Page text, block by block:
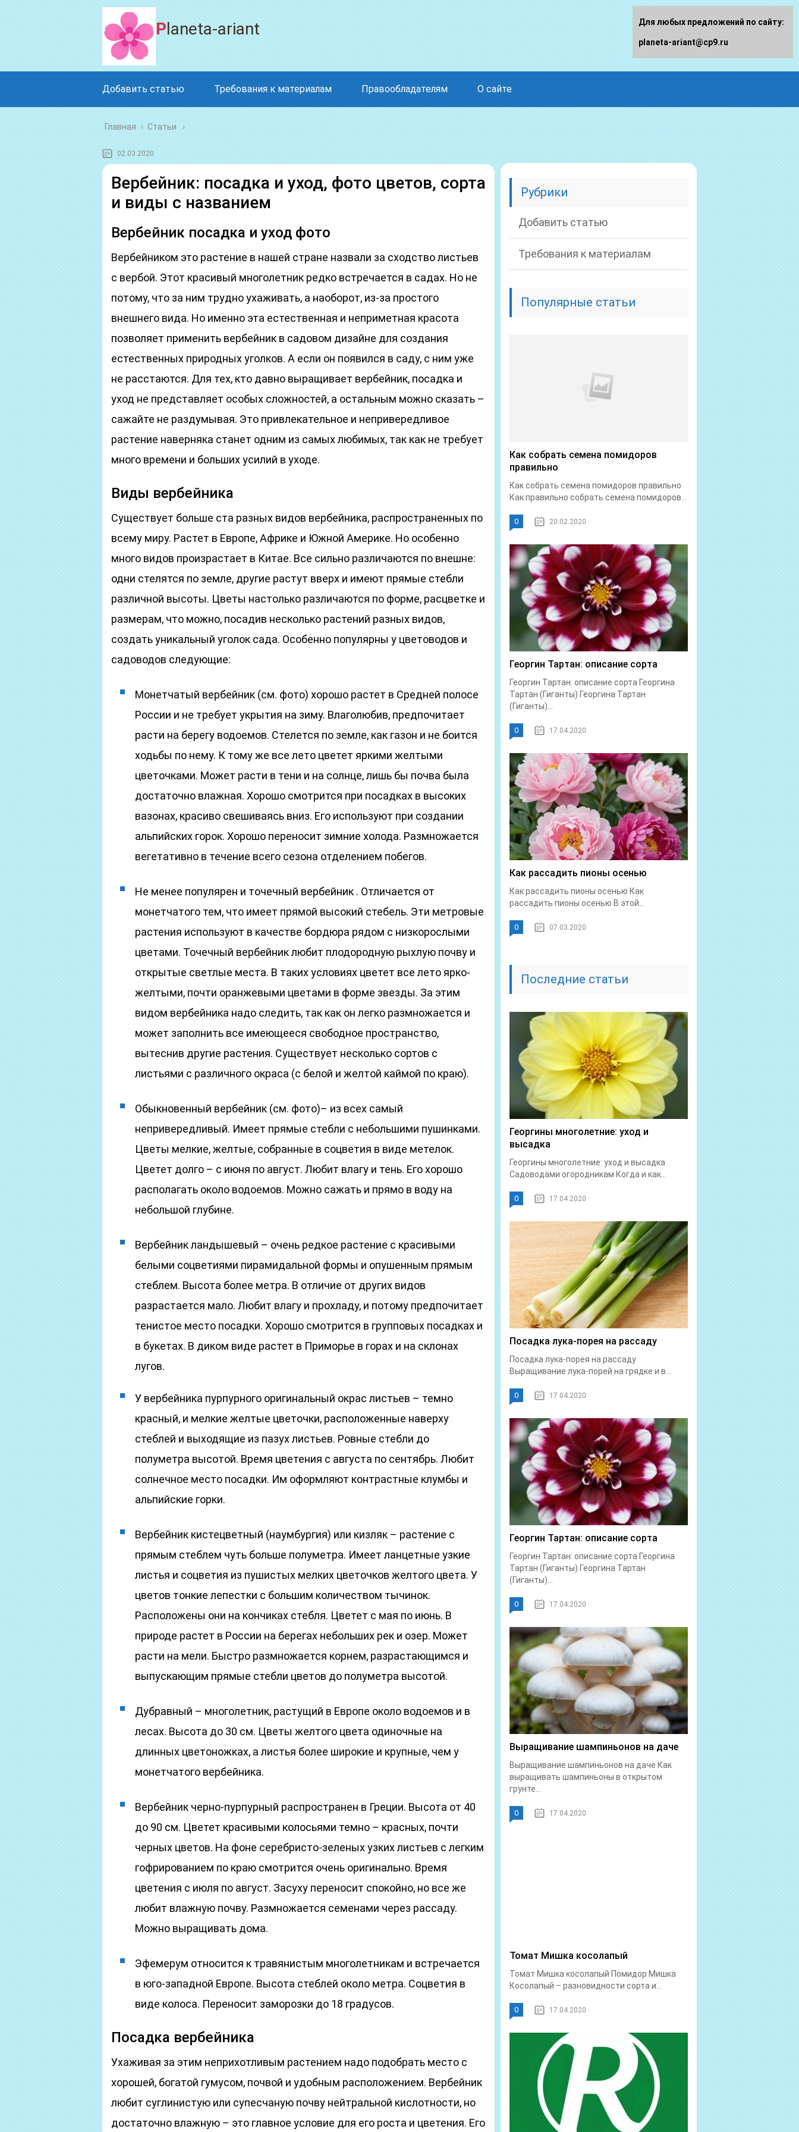
Planeta-ariant
Добавить статью Требования к материалам Правообладателям О сайте
Главная › Статьи
02.03.2020
Вербейник: посадка и уход, фото цветов, сорта
и виды с названием
Вербейник посадка и уход фото
Вербейником это растение в нашей стране назвали за сходство листьев
с вербой. Этот красивый многолетник редко встречается в садах. Но не
потому, что за ним трудно ухаживать, а наоборот, из-за простого
внешнего вида. Но именно эта естественная и неприметная красота
позволяет применить вербейник в садовом дизайне для создания
естественных природных уголков. А если он появился в саду, с ним уже
не расстаются. Для тех, кто давно выращивает вербейник, посадка и
уход не представляет особых сложностей, а остальным можно сказать –
сажайте не раздумывая. Это привлекательное и непривередливое
растение наверняка станет одним из самых любимых, так как не требует
много времени и больших усилий в уходе.
Виды вербейника
Существует больше ста разных видов вербейника, распространенных по
всему миру. Растет в Европе, Африке и Южной Америке. Но особенно
много видов произрастает в Китае. Все сильно различаются по внешне:
одни стелятся по земле, другие растут вверх и имеют прямые стебли
различной высоты. Цветы настолько различаются по форме, расцветке и
размерам, что можно, посадив несколько растений разных видов,
создать уникальный уголок сада. Особенно популярны у цветоводов и
садоводов следующие:
Монетчатый вербейник (см. фото) хорошо растет в Средней полосе
России и не требует укрытия на зиму. Влаголюбив, предпочитает
расти на берегу водоемов. Стелется по земле, как газон и не боится
ходьбы по нему. К тому же все лето цветет яркими желтыми
цветочками. Может расти в тени и на солнце, лишь бы почва была
достаточно влажная. Хорошо смотрится при посадках в высоких
вазонах, красиво свешиваясь вниз. Его используют при создании
альпийских горок. Хорошо переносит зимние холода. Размножается
вегетативно в течение всего сезона отделением побегов.
Не менее популярен и точечный вербейник . Отличается от
монетчатого тем, что имеет прямой высокий стебель. Эти метровые
растения используют в качестве бордюра рядом с низкорослыми
цветами. Точечный вербейник любит плодородную рыхлую почву и
открытые светлые места. В таких условиях цветет все лето ярко-
желтыми, почти оранжевыми цветами в форме звезды. За этим
видом вербейника надо следить, так как он легко размножается и
может заполнить все имеющееся свободное пространство,
вытеснив другие растения. Существует несколько сортов с
листьями с различного окраса (с белой и желтой каймой по краю).
Обыкновенный вербейник (см. фото)– из всех самый
непривередливый. Имеет прямые стебли с небольшими пушинками.
Цветы мелкие, желтые, собранные в соцветия в виде метелок.
Цветет долго – с июня по август. Любит влагу и тень. Его хорошо
располагать около водоемов. Можно сажать и прямо в воду на
небольшой глубине.
Вербейник ландышевый – очень редкое растение с красивыми
белыми соцветиями пирамидальной формы и опушенным прямым
стеблем. Высота более метра. В отличие от других видов
разрастается мало. Любит влагу и прохладу, и потому предпочитает
тенистое место посадки. Хорошо смотрится в групповых посадках и
в букетах. В диком виде растет в Приморье в горах и на склонах
лугов.
У вербейника пурпурного оригинальный окрас листьев – темно
красный, и мелкие желтые цветочки, расположенные наверху
стеблей и выходящие из пазух листьев. Ровные стебли до
полуметра высотой. Время цветения с августа по сентябрь. Любит
солнечное место посадки. Им оформляют контрастные клумбы и
альпийские горки.
Вербейник кистецветный (наумбургия) или кизляк – растение с
прямым стеблем чуть больше полуметра. Имеет ланцетные узкие
листья и соцветия из пушистых мелких цветочков желтого цвета. У
цветов тонкие лепестки с большим количеством тычинок.
Расположены они на кончиках стебля. Цветет с мая по июнь. В
природе растет в России на берегах небольших рек и озер. Может
расти на мели. Быстро размножается корнем, разрастающимся и
выпускающим прямые стебли цветов до полуметра высотой.
Дубравный – многолетник, растущий в Европе около водоемов и в
лесах. Высота до 30 см. Цветы желтого цвета одиночные на
длинных цветоножках, а листья более широкие и крупные, чем у
монетчатого вербейника.
Вербейник черно-пурпурный распространен в Греции. Высота от 40
до 90 см. Цветет красивыми колосьями темно – красных, почти
черных цветов. На фоне серебристо-зеленых узких листьев с легким
гофрированием по краю смотрится очень оригинально. Время
цветения с июля по август. Засуху переносит спокойно, но все же
любит влажную почву. Размножается семенами через рассаду.
Можно выращивать дома.
Эфемерум относится к травянистым многолетникам и встречается
в юго-западной Европе. Высота стеблей около метра. Соцветия в
виде колоса. Переносит заморозки до 18 градусов.
Посадка вербейника
Ухаживая за этим неприхотливым растением надо подобрать место с
хорошей, богатой гумусом, почвой и удобным расположением. Вербейник
любит суглинистую или супесчаную почву нейтральной кислотности, но
достаточно влажную – это главное условие для его роста и цветения. Его
Рубрики
Добавить статью
Требования к материалам
Популярные статьи
Как собрать семена помидоров
правильно
Как собрать семена помидоров правильно
Как правильно собрать семена помидоров...
0 20.02.2020
Георгин Тартан: описание сорта
Георгин Тартан: описание сорта Георгина
Тартан (Гиганты) Георгина Тартан
(Гиганты)...
0 17.04.2020
Как рассадить пионы осенью
Как рассадить пионы осенью Как
рассадить пионы осенью В этой...
0 07.03.2020
Последние статьи
Георгины многолетние: уход и
высадка
Георгины многолетние: уход и высадка
Садоводами огородникам Когда и как...
0 17.04.2020
Посадка лука-порея на рассаду
Посадка лука-порея на рассаду
Выращивание лука-порей на грядке и в...
0 17.04.2020
Георгин Тартан: описание сорта
Георгин Тартан: описание сорта Георгина
Тартан (Гиганты) Георгина Тартан
(Гиганты)...
0 17.04.2020
Выращивание шампиньонов на даче
Выращивание шампиньонов на даче Как
выращивать шампиньоны в открытом
грунте...
0 17.04.2020
Томат Мишка косолапый
Томат Мишка косолапый Помидор Мишка
Косолапый – разновидности сорта и...
0 17.04.2020
Для любых предложений по сайту:
planeta-ariant@cp9.ru